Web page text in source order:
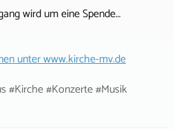
wird um eine Spende…
unterwww.kirche-mv.de
#Kirche #Konzerte #Musik